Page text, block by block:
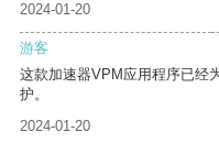
2024-01-20
游客
这款加速器VPM应用程序已经
护。
2024-01-20